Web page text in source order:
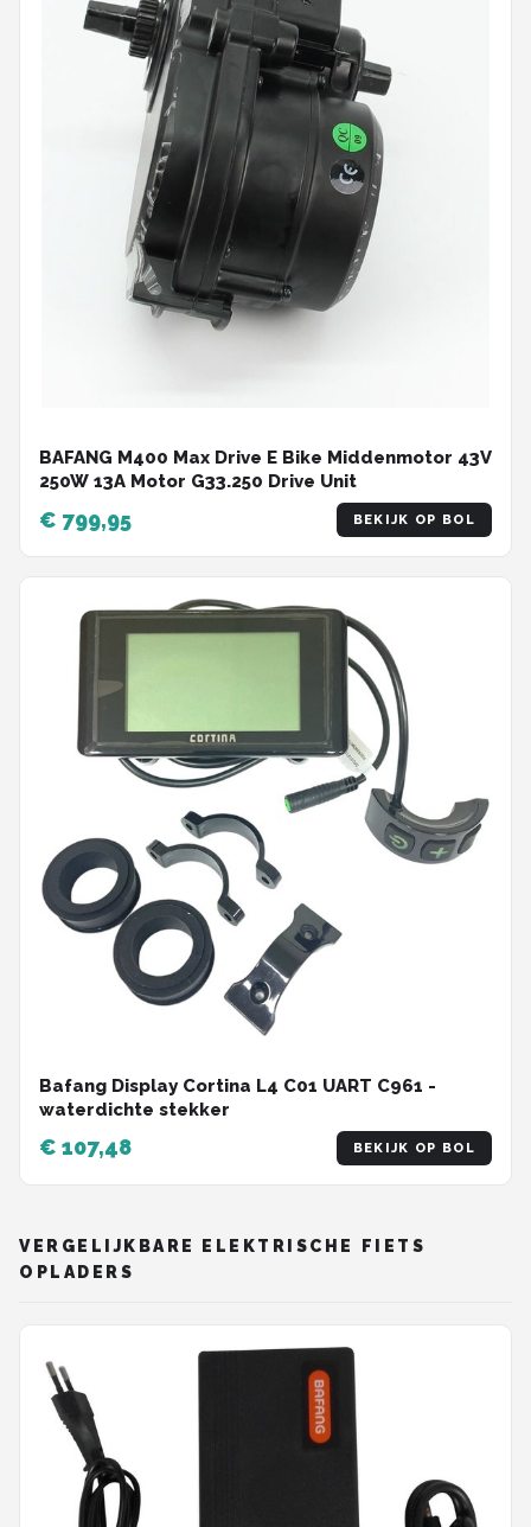
BAFANG M400 Max Drive E Bike Middenmotor 43V
250W 13A Motor G33.250 Drive Unit
€ 799,95 BEKIJK OP BOL
Bafang Display Cortina L4 C01 UART C961 -
waterdichte stekker
€ 107,48 BEKIJK OP BOL
VERGELIJKBARE ELEKTRISCHE FIETS
OPLADERS